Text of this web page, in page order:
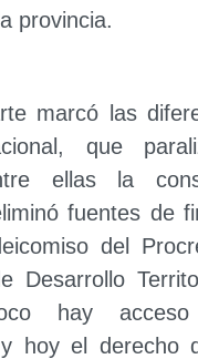
provincia.
marcó las
que
ellas la
fuentes de
del
Desarrollo
hay
y hoy el derecho